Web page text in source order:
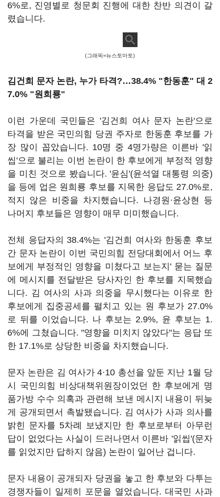
6%로, 진영별로 청문회 진행에 대한 찬반 의견이 갈
렸습니다.
(그래픽=뉴스토마토)
김건희 문자 논란, 누가 타격?…38.4% "한동훈" 대 2
7.0% "원희룡"
이런 가운데 국민들은 '김건희 여사 문자 논란'으로
타격을 받은 국민의힘 당권 주자로 한동훈 후보를 가
장 많이 꼽았습니다. 10명 중 4명가량은 이른바 '읽
씹'으로 불리는 이번 논란이 한 후보에게 부정적 영향
을 미친 것으로 봤습니다. '윤심'(윤석열 대통령 의중)
을 등에 업은 원희룡 후보를 지목한 응답도 27.0%로,
적지 않은 비중을 차지했습니다. 나경원·윤상현 등
나머지 후보들은 영향이 매무 미미했습니다.
전체 응답자의 38.4%는 '김건희 여사와 한동훈 후보
간 문자 논란이 이번 국민의힘 전당대회에서 어느 후
보에게 부정적인 영향을 미쳤다고 보는지' 묻는 질문
에 메시지를 전달받은 당사자인 한 후보를 지목했습
니다. 김 여사의 사과 의중을 무시했다는 이유로 한
후보에게 집중공세를 펼치고 있는 원 후보가 27.0%
로 뒤를 이었습니다. 나 후보는 2.9%, 윤 후보는 1.
6%에 그쳤습니다. "영향을 미치지 않았다"는 응답 또
한 17.1%로 상당한 비중을 차지했습니다.
문자 논란은 김 여사가 4·10 총선을 앞둔 지난 1월 당
시 국민의힘 비상대책위원장이었던 한 후보에게 명
품가방 수수 의혹과 관련해 보낸 메시지 내용이 뒤늦
게 공개되면서 촉발됐습니다. 김 여사가 사과 의사를
밝힌 문자를 5차례 보냈지만 한 후보로부터 아무런
답이 없었다는 사실이 드러나면서 이른바 '읽씹'(문자
를 읽었지만 답하지 않음) 논란이 일어난 겁니다.
문자 내용이 공개되자 당권을 놓고 한 후보와 다투는
경쟁자들이 일제히 포문을 열었습니다. 대국민 사과